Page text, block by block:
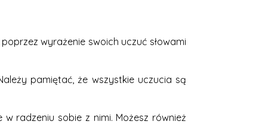
wyrażenie swoich uczuć słowami
pamiętać, że wszystkie uczucia są
radzeniu sobie z nimi. Możesz również